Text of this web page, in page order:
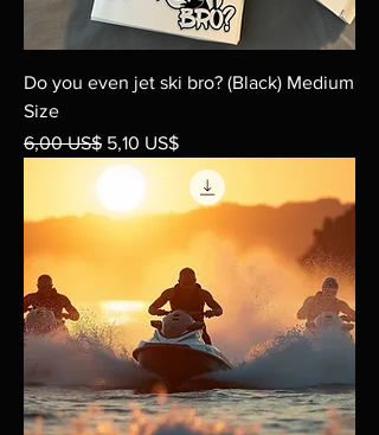
Do you even jet ski bro? (Black) Medium
Size
Precio
6,00 US$ Precio de oferta
5,10 US$